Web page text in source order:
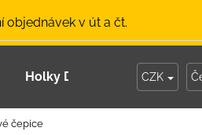
objednávek v út a čt.
Holky Dupeťačky Moje
CZK
čepice